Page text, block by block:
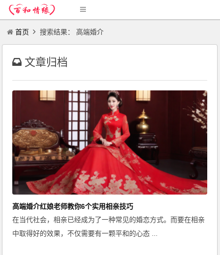
首页 搜索结果： 高端婚介
文章归档
高端婚介红娘老师教你6个实用相亲技巧
在当代社会，相亲已经成为了一种常见的婚恋方式。而要在相亲
中取得好的效果，不仅需要有一颗平和的心态 ...